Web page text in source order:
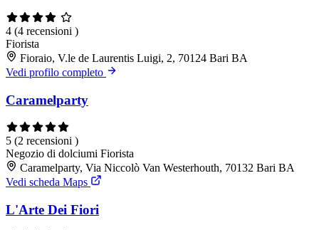
4 (4 recensioni )
Fiorista
Fioraio, V.le de Laurentis Luigi, 2, 70124 Bari BA
Vedi profilo completo
Caramelparty
5 (2 recensioni )
Negozio di dolciumi Fiorista
Caramelparty, Via Niccolò Van Westerhouth, 70132 Bari BA
Vedi scheda Maps
L'Arte Dei Fiori